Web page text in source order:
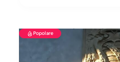
Popolare